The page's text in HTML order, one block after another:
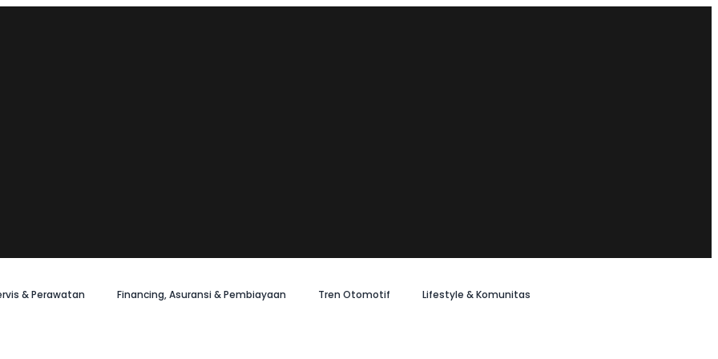
& Perawatan Financing, Asuransi & Pembiayaan Tren Otomotif Lifestyle & Komunitas